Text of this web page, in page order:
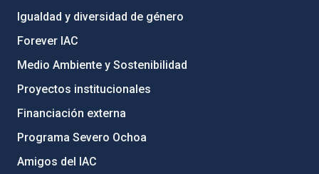
Igualdad y diversidad de género
Forever IAC
Medio Ambiente y Sostenibilidad
Proyectos institucionales
Financiación externa
Programa Severo Ochoa
Amigos del IAC